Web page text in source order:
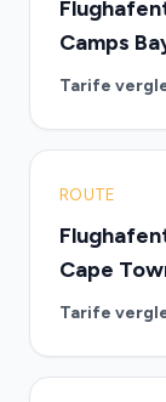
Camps
Tarife
ROUTE
Cape
Tarife